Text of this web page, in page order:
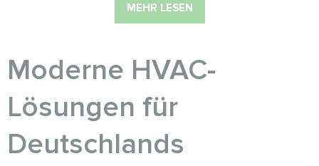
MEHR LESEN
Moderne HVAC-
Lösungen für
Deutschlands